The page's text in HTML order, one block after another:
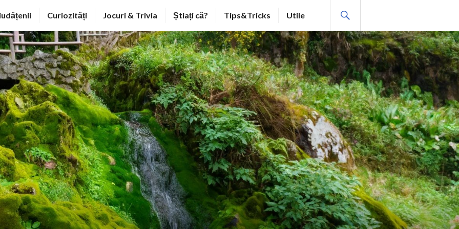
Curiozități Jocuri & Trivia Știați că? Tips&Tricks Utile